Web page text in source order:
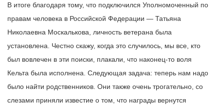
В итоге благодаря тому, что подключился Уполномоченный по
правам человека в Российской Федерации — Татьяна
Николаевна Москалькова, личность ветерана была
установлена. Честно скажу, когда это случилось, мы все, кто
был вовлечен в эти поиски, плакали, что наконец-то воля
Кельта была исполнена. Следующая задача: теперь нам надо
было найти родственников. Они также очень трогательно, со
слезами приняли известие о том, что награды вернутся